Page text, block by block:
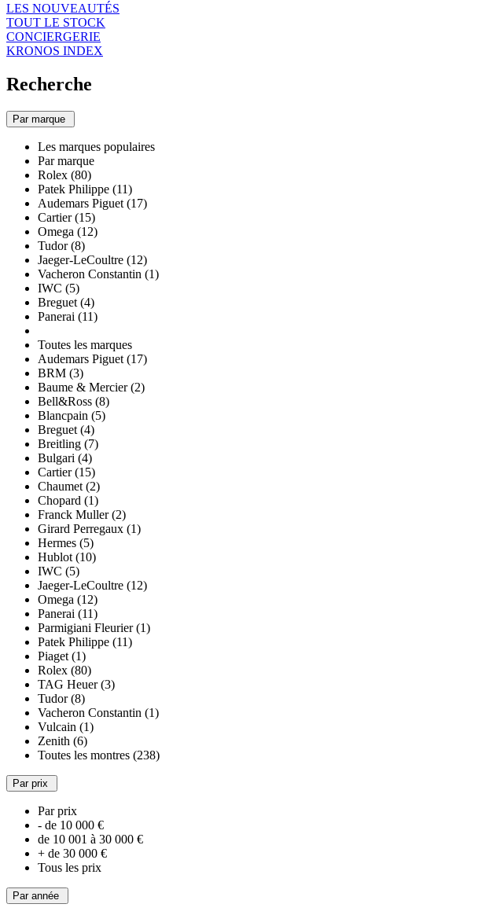
LES NOUVEAUTÉS
TOUT LE STOCK
CONCIERGERIE
KRONOS INDEX
Recherche
Par marque
Les marques populaires
Par marque
Rolex (80)
Patek Philippe (11)
Audemars Piguet (17)
Cartier (15)
Omega (12)
Tudor (8)
Jaeger-LeCoultre (12)
Vacheron Constantin (1)
IWC (5)
Breguet (4)
Panerai (11)
Toutes les marques
Audemars Piguet (17)
BRM (3)
Baume & Mercier (2)
Bell&Ross (8)
Blancpain (5)
Breguet (4)
Breitling (7)
Bulgari (4)
Cartier (15)
Chaumet (2)
Chopard (1)
Franck Muller (2)
Girard Perregaux (1)
Hermes (5)
Hublot (10)
IWC (5)
Jaeger-LeCoultre (12)
Omega (12)
Panerai (11)
Parmigiani Fleurier (1)
Patek Philippe (11)
Piaget (1)
Rolex (80)
TAG Heuer (3)
Tudor (8)
Vacheron Constantin (1)
Vulcain (1)
Zenith (6)
Toutes les montres (238)
Par prix
Par prix
- de 10 000 €
de 10 001 à 30 000 €
+ de 30 000 €
Tous les prix
Par année